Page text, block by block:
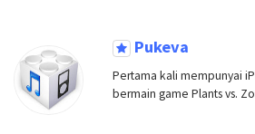
Pukeva
Pertama kali mempunyai
bermain game Plants vs.